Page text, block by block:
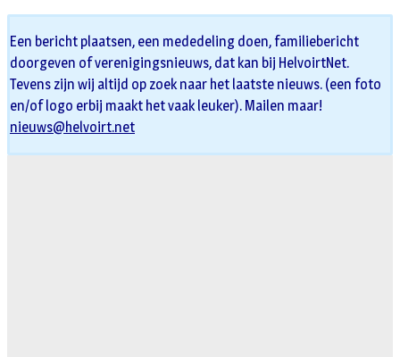
Een bericht plaatsen, een mededeling doen, familiebericht
doorgeven of verenigingsnieuws, dat kan bij HelvoirtNet.
Tevens zijn wij altijd op zoek naar het laatste nieuws. (een foto
en/of logo erbij maakt het vaak leuker). Mailen maar!
nieuws@helvoirt.net